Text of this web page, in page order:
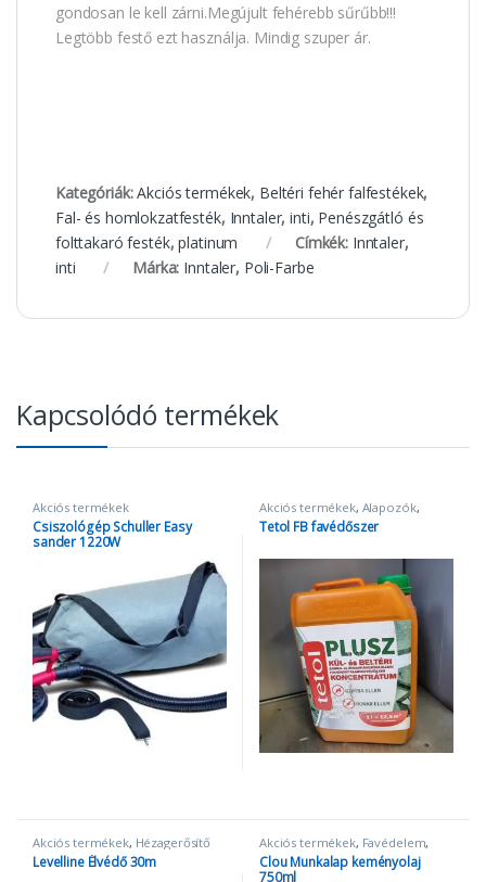
gondosan le kell zárni.Megújult fehérebb sűrűbb!!!
Legtöbb festő ezt használja. Mindig szuper ár.
Kategóriák:Akciós termékek, Beltéri fehér falfestékek,
Fal- és homlokzatfesték, Inntaler,inti, Penészgátló és
folttakaró festék,platinum Címkék: Inntaler,
inti
Márka: Inntaler, Poli-Farbe
Kapcsolódó termékek
Akciós termékek
Csiszológép Schuller Easy
sander 1220W
Akciós termékek, Alapozók,
Favédelem,tetol
Tetol FB favédőszer
Akciós termékek, Hézagerősítő
bandázsoló ,levelline, Papír
hézagerősítő szalag
Levelline Élvédő 30m
Akciós termékek, Favédelem,
Milesi termékek
Clou Munkalap keményolaj
750ml